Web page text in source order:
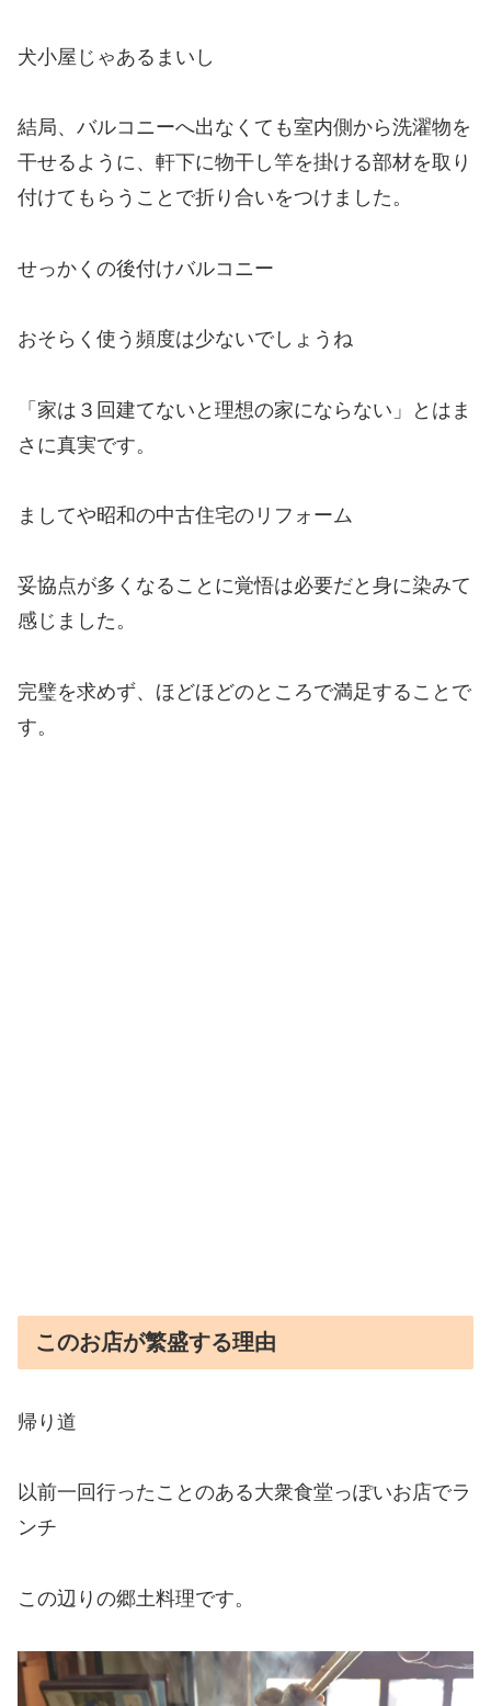
犬小屋じゃあるまいし
結局、バルコニーへ出なくても室内側から洗濯物を
干せるように、軒下に物干し竿を掛ける部材を取り
付けてもらうことで折り合いをつけました。
せっかくの後付けバルコニー
おそらく使う頻度は少ないでしょうね
「家は３回建てないと理想の家にならない」とはま
さに真実です。
ましてや昭和の中古住宅のリフォーム
妥協点が多くなることに覚悟は必要だと身に染みて
感じました。
完璧を求めず、ほどほどのところで満足することで
す。
このお店が繁盛する理由
帰り道
以前一回行ったことのある大衆食堂っぽいお店でラ
ンチ
この辺りの郷土料理です。